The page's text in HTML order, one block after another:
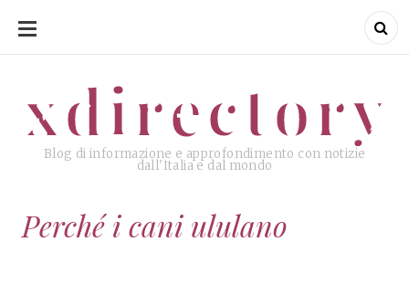
SKIP
CONTENT
xdirectory
Blog di informazione e approfondimento con notizie
dall'Italia e dal mondo
xdirectory
Perché i cani ululano